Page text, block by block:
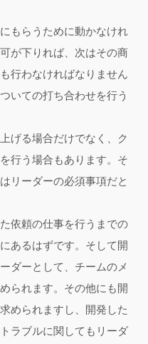
もらうために動かなけれ
が下りれば、次はその商
行わなければなりません
いての打ち合わせを行う
げる場合だけでなく、ク
行う場合もあります。そ
リーダーの必須事項だと
依頼の仕事を行うまでの
あるはずです。そして開
ダーとして、チームのメ
られます。その他にも開
められますし、開発した
ラブルに関してもリーダ